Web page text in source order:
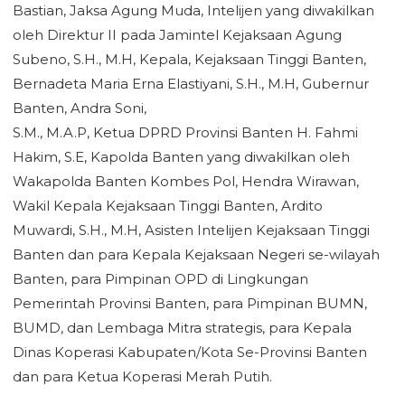
Bastian, Jaksa Agung Muda, Intelijen yang diwakilkan
oleh Direktur II pada Jamintel Kejaksaan Agung
Subeno, S.H., M.H, Kepala, Kejaksaan Tinggi Banten,
Bernadeta Maria Erna Elastiyani, S.H., M.H, Gubernur
Banten, Andra Soni,
‎S.M., M.A.P, Ketua DPRD Provinsi Banten H. Fahmi
Hakim, S.E, Kapolda Banten yang diwakilkan oleh
Wakapolda Banten Kombes Pol, Hendra Wirawan,
Wakil Kepala Kejaksaan Tinggi Banten, Ardito
‎Muwardi, S.H., M.H, Asisten Intelijen Kejaksaan Tinggi
Banten dan para Kepala Kejaksaan Negeri se-wilayah
Banten, para Pimpinan OPD di Lingkungan
Pemerintah Provinsi Banten, para Pimpinan BUMN,
BUMD, dan Lembaga Mitra strategis, para Kepala
Dinas Koperasi Kabupaten/Kota Se-Provinsi Banten
dan para Ketua Koperasi Merah Putih.